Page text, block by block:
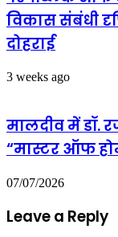
विकास संबंधी
दोहराई
3 weeks ago
मालदीव में डॉ.
“मास्टर ऑफ
07/07/2026
Leave a Reply